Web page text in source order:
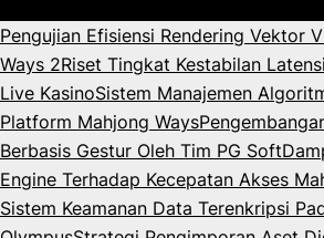
Pengujian Efisiensi Rendering Vektor
Ways 2Riset Tingkat Kestabilan
Live KasinoSistem Manajemen
Platform Mahjong Ways
Berbasis Gestur Oleh Tim PG Soft
Engine Terhadap Kecepatan Akses
Sistem Keamanan Data Terenkripsi